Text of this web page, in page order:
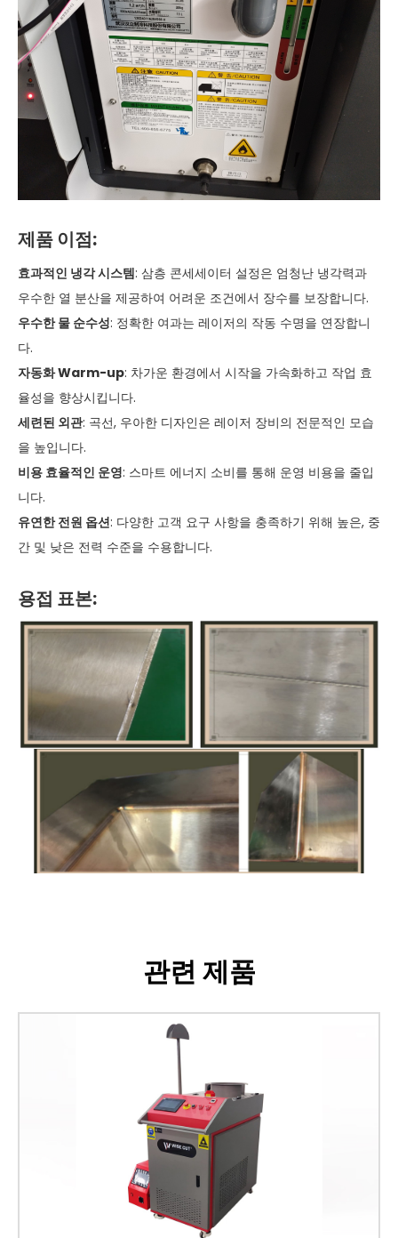
제품 이점:
효과적인 냉각 시스템: 삼층 콘세세이터 설정은 엄청난 냉각력과
우수한 열 분산을 제공하여 어려운 조건에서 장수를 보장합니다.
우수한 물 순수성: 정확한 여과는 레이저의 작동 수명을 연장합니
다.
자동화 Warm-up: 차가운 환경에서 시작을 가속화하고 작업 효
율성을 향상시킵니다.
세련된 외관: 곡선, 우아한 디자인은 레이저 장비의 전문적인 모습
을 높입니다.
비용 효율적인 운영: 스마트 에너지 소비를 통해 운영 비용을 줄입
니다.
유연한 전원 옵션: 다양한 고객 요구 사항을 충족하기 위해 높은, 중
간 및 낮은 전력 수준을 수용합니다.
용접 표본:
관련 제품